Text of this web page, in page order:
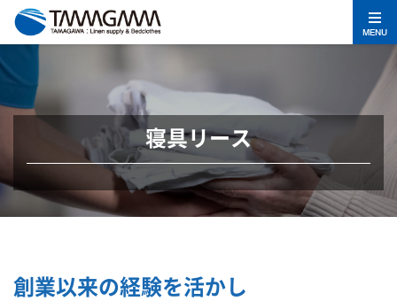
MENU
寝具リース
創業以来の経験を活かし